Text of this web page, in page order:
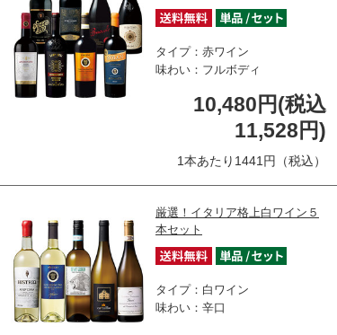
タイプ：赤ワイン
味わい：フルボディ
10,480円(税込
11,528円)
1本あたり1441円（税込）
厳選！イタリア格上白ワイン５
本セット
タイプ：白ワイン
味わい：辛口